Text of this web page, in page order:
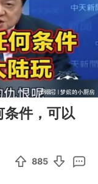
03:15
条件，可以
885